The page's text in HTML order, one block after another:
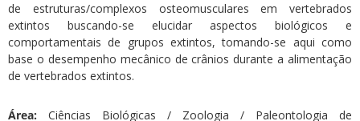
de estruturas/complexos osteomusculares em vertebrados
extintos buscando-se elucidar aspectos biológicos e
comportamentais de grupos extintos, tomando-se aqui como
base o desempenho mecânico de crânios durante a alimentação
de vertebrados extintos.
Área: Ciências Biológicas / Zoologia / Paleontologia de